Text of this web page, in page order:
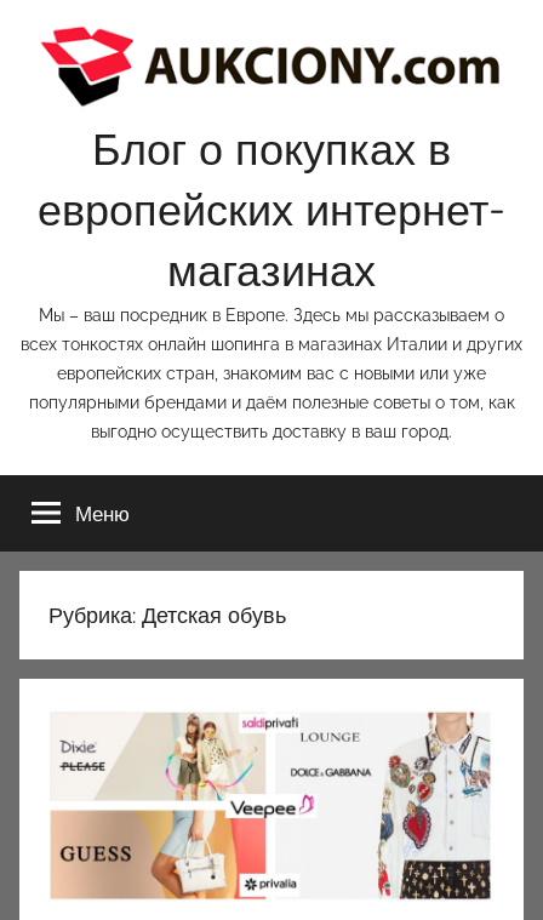
содержимому
Блог о покупках в
европейских интернет-
магазинах
Мы – ваш посредник в Европе. Здесь мы рассказываем о
всех тонкостях онлайн шопинга в магазинах Италии и других
европейских стран, знакомим вас с новыми или уже
популярными брендами и даём полезные советы о том, как
выгодно осуществить доставку в ваш город.
Меню
Рубрика: Детская обувь